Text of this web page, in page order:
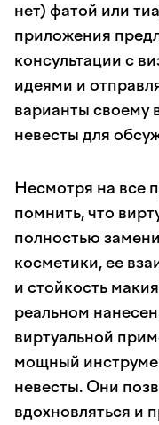
нет) фатой или
приложения
консультации с
идеями и
варианты своему
невесты для
Несмотря на все
помнить, что
полностью
косметики, ее
и стойкость
реальном
виртуальной
мощный
невесты. Они
вдохновляться и